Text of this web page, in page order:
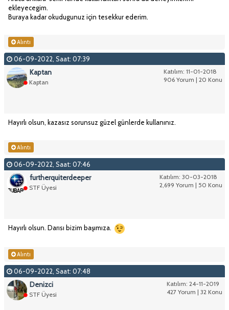
ekleyecegim.
Buraya kadar okudugunuz için tesekkur ederim.
Alıntı
06-09-2022, Saat: 07:39
Katılım: 11-01-2018
906 Yorum | 20 Konu
Kaptan
Kaptan
Hayırlı olsun, kazasız sorunsuz güzel günlerde kullanınız.
Alıntı
06-09-2022, Saat: 07:46
Katılım: 30-03-2018
2,699 Yorum | 50 Konu
furtherquiterdeeper
STF Üyesi
Hayırlı olsun. Darısı bizim başımıza.
Alıntı
06-09-2022, Saat: 07:48
Katılım: 24-11-2019
427 Yorum | 32 Konu
Denizci
STF Üyesi